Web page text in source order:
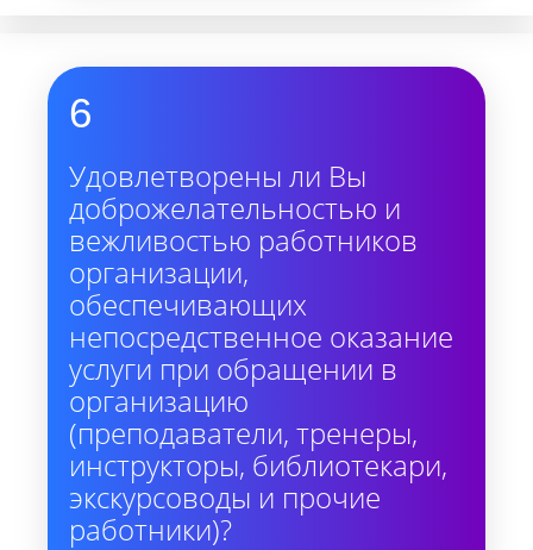
6
Удовлетворены ли Вы
доброжелательностью и
вежливостью работников
организации,
обеспечивающих
непосредственное оказание
услуги при обращении в
организацию
(преподаватели, тренеры,
инструкторы, библиотекари,
экскурсоводы и прочие
работники)?